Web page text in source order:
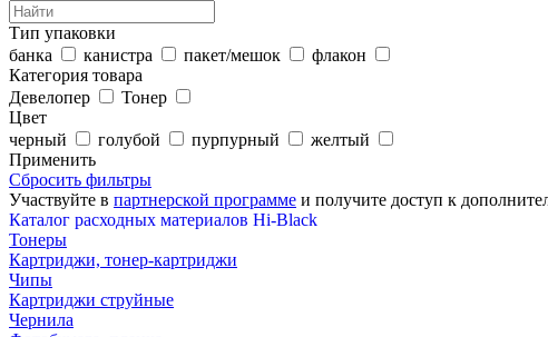
Тип упаковки
банка
канистра пакет/мешок
флакон
Категория товара
Девелопер
Тонер
Цвет
черный
голубой пурпурный
желтый
Применить
Сбросить фильтры
Участвуйте в партнерской программе и получите доступ к
Каталог расходных материалов Hi-Black
Тонеры
Картриджи, тонер-картриджи
Чипы
Картриджи струйные
Чернила